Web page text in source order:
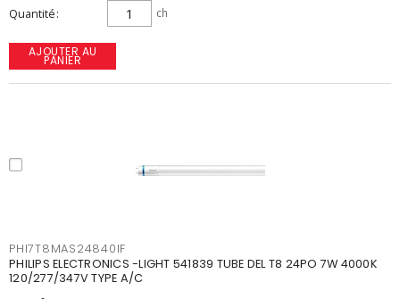
Quantité ch
AJOUTER AU
PANIER
PHI7T8MAS24840IF
PHILIPS ELECTRONICS -LIGHT 541839 TUBE DEL T8 24PO 7W 4000K
120/277/347V TYPE A/C